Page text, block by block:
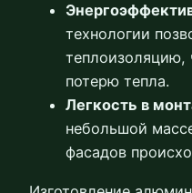
технологии
теплоизоляцию,
потерю тепла.
Легкость в
небольшой
фасадов